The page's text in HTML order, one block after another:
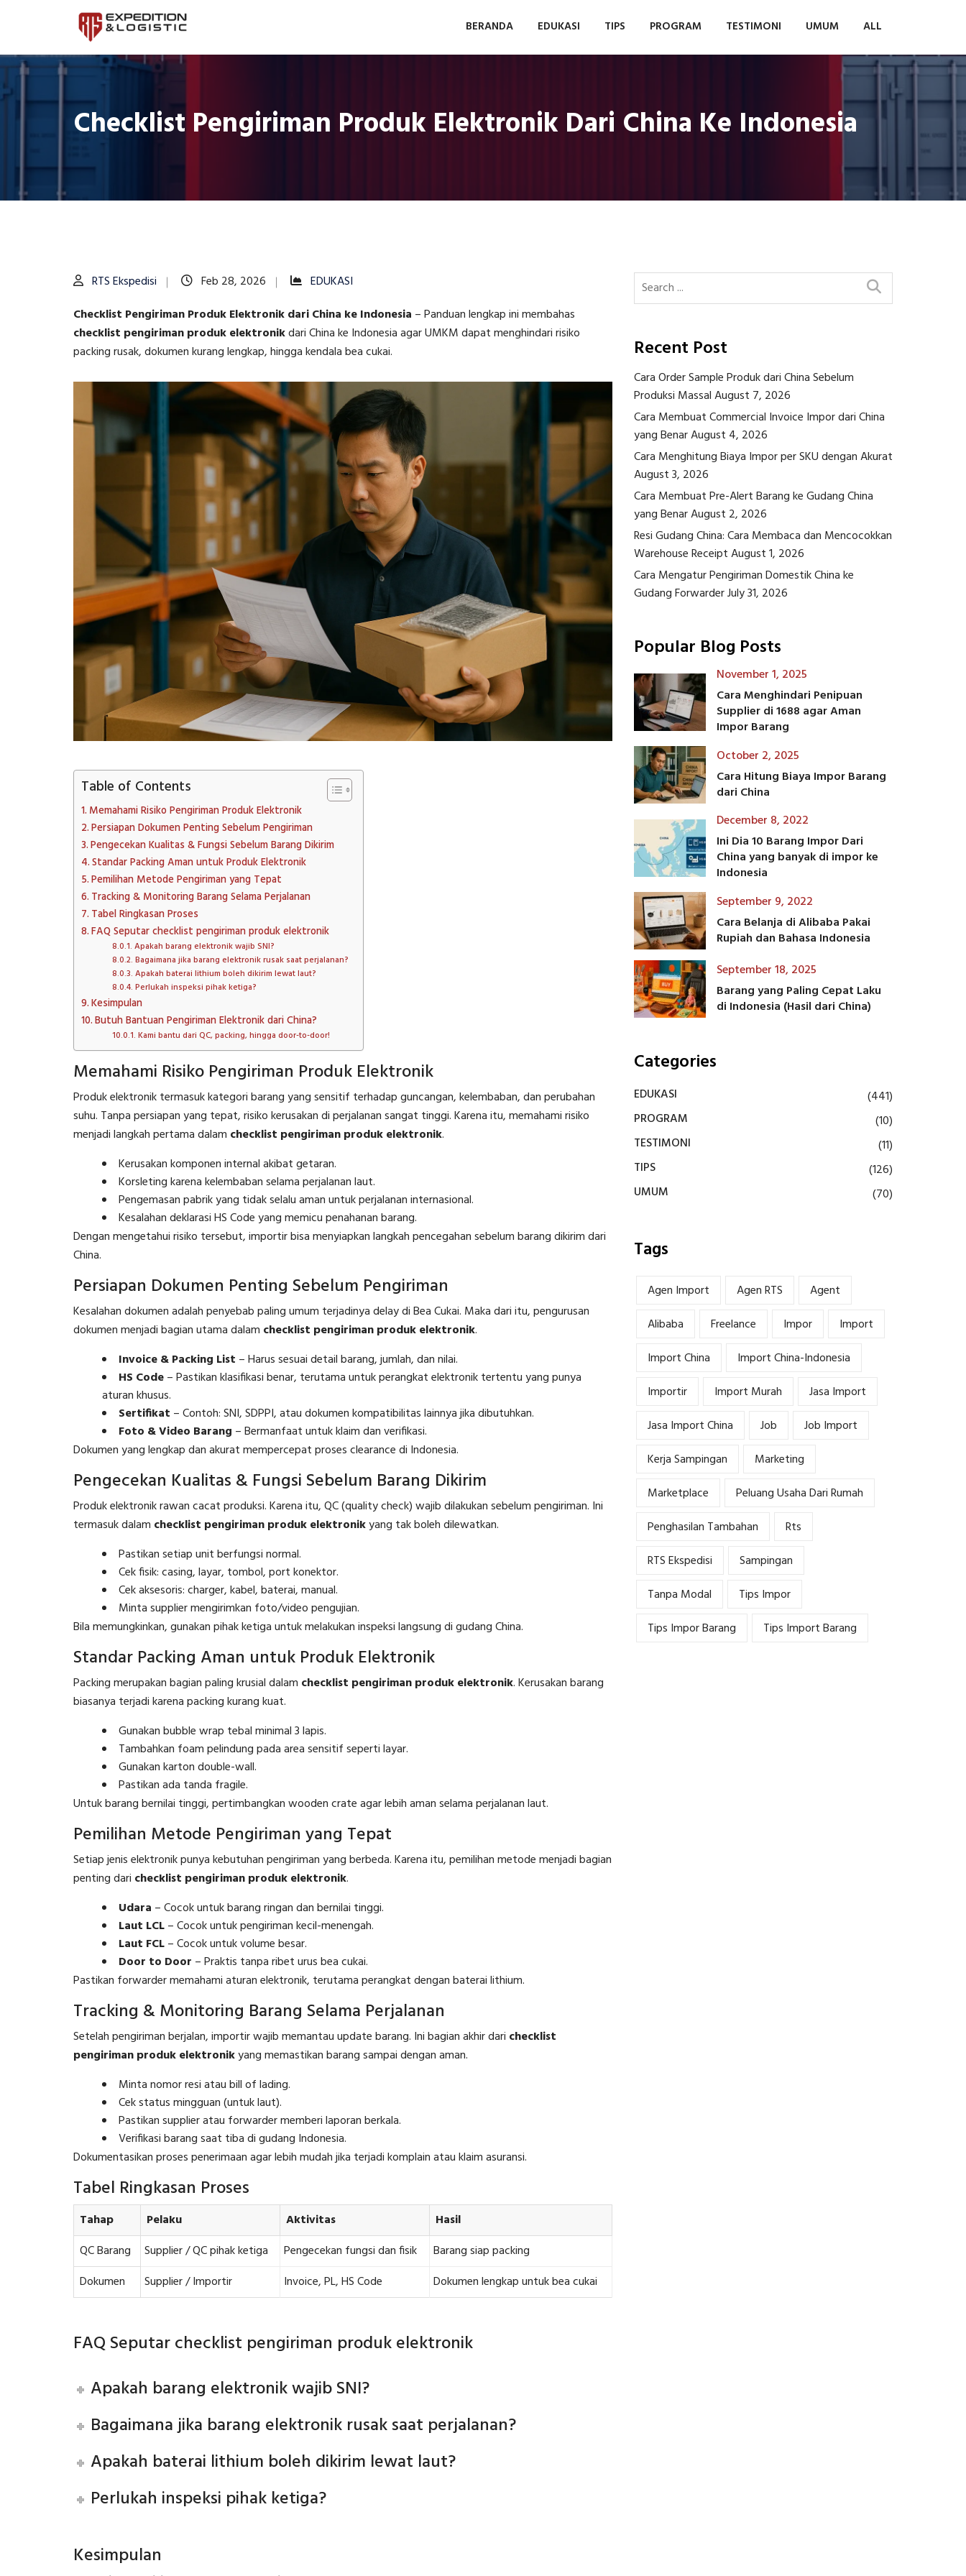
BERANDA EDUKASI TIPS PROGRAM TESTIMONI UMUM ALL
Checklist Pengiriman Produk Elektronik Dari China Ke Indonesia
RTS Ekspedisi Feb 28, 2026
EDUKASI
Checklist Pengiriman Produk Elektronik dari China ke Indonesia –Panduan lengkap ini membahas
checklist pengiriman produk elektronikdari China ke Indonesia agar UMKM dapat menghindari risiko
packing rusak, dokumen kurang lengkap, hingga kendala bea cukai.
Table of Contents
Memahami Risiko Pengiriman Produk Elektronik
Persiapan Dokumen Penting Sebelum Pengiriman
Pengecekan Kualitas & Fungsi Sebelum Barang Dikirim
Standar Packing Aman untuk Produk Elektronik
Pemilihan Metode Pengiriman yang Tepat
Tracking & Monitoring Barang Selama Perjalanan
Tabel Ringkasan Proses
FAQ Seputar checklist pengiriman produk elektronik
Apakah barang elektronik wajib SNI?
Bagaimana jika barang elektronik rusak saat perjalanan?
Apakah baterai lithium boleh dikirim lewat laut?
Perlukah inspeksi pihak ketiga?
Kesimpulan
Butuh Bantuan Pengiriman Elektronik dari China?
Kami bantu dari QC, packing, hingga door-to-door!
Memahami Risiko Pengiriman Produk Elektronik
Produk elektronik termasuk kategori barang yang sensitif terhadap guncangan, kelembaban, dan perubahan
suhu. Tanpa persiapan yang tepat, risiko kerusakan di perjalanan sangat tinggi. Karena itu, memahami risiko
menjadi langkah pertama dalam checklist pengiriman produk elektronik.
Kerusakan komponen internal akibat getaran.
Korsleting karena kelembaban selama perjalanan laut.
Pengemasan pabrik yang tidak selalu aman untuk perjalanan internasional.
Kesalahan deklarasi HS Code yang memicu penahanan barang.
Dengan mengetahui risiko tersebut, importir bisa menyiapkan langkah pencegahan sebelum barang dikirim dari
China.
Persiapan Dokumen Penting Sebelum Pengiriman
Kesalahan dokumen adalah penyebab paling umum terjadinya delay di Bea Cukai. Maka dari itu, pengurusan
dokumen menjadi bagian utama dalam checklist pengiriman produk elektronik.
Invoice & Packing List – Harus sesuai detail barang, jumlah, dan nilai.
HS Code– Pastikan klasifikasi benar, terutama untuk perangkat elektronik tertentu yang punya
aturan khusus.
Sertifikat – Contoh: SNI, SDPPI, atau dokumen kompatibilitas lainnya jika dibutuhkan.
Foto & Video Barang – Bermanfaat untuk klaim dan verifikasi.
Dokumen yang lengkap dan akurat mempercepat proses clearance di Indonesia.
Pengecekan Kualitas & Fungsi Sebelum Barang Dikirim
Produk elektronik rawan cacat produksi. Karena itu, QC (quality check) wajib dilakukan sebelum pengiriman. Ini
termasuk dalam checklist pengiriman produk elektronikyang tak boleh dilewatkan.
Pastikan setiap unit berfungsi normal.
Cek fisik: casing, layar, tombol, port konektor.
Cek aksesoris: charger, kabel, baterai, manual.
Minta supplier mengirimkan foto/video pengujian.
Bila memungkinkan, gunakan pihak ketiga untuk melakukan inspeksi langsung di gudang China.
Standar Packing Aman untuk Produk Elektronik
Packing merupakan bagian paling krusial dalam checklist pengiriman produk elektronik. Kerusakan barang
biasanya terjadi karena packing kurang kuat.
Gunakan bubble wrap tebal minimal 3 lapis.
Tambahkan foam pelindung pada area sensitif seperti layar.
Gunakan karton double-wall.
Pastikan ada tanda fragile.
Untuk barang bernilai tinggi, pertimbangkan wooden crate agar lebih aman selama perjalanan laut.
Pemilihan Metode Pengiriman yang Tepat
Setiap jenis elektronik punya kebutuhan pengiriman yang berbeda. Karena itu, pemilihan metode menjadi bagian
penting dari checklist pengiriman produk elektronik.
Udara – Cocok untuk barang ringan dan bernilai tinggi.
Laut LCL– Cocok untuk pengiriman kecil-menengah.
Laut FCL– Cocok untuk volume besar.
Door to Door – Praktis tanpa ribet urus bea cukai.
Pastikan forwarder memahami aturan elektronik, terutama perangkat dengan baterai lithium.
Tracking & Monitoring Barang Selama Perjalanan
Setelah pengiriman berjalan, importir wajib memantau update barang. Ini bagian akhir dari checklist
pengiriman produk elektronikyang memastikan barang sampai dengan aman.
Minta nomor resi atau bill of lading.
Cek status mingguan (untuk laut).
Pastikan supplier atau forwarder memberi laporan berkala.
Verifikasi barang saat tiba di gudang Indonesia.
Dokumentasikan proses penerimaan agar lebih mudah jika terjadi komplain atau klaim asuransi.
Tabel Ringkasan Proses
Tahap Pelaku Aktivitas
Hasil
QC Barang
Supplier / QC pihak ketiga Pengecekan fungsi dan fisik
Barang siap packing
Dokumen
Supplier / Importir Invoice, PL, HS Code Dokumen lengkap untuk bea cukai
FAQ Seputar checklist pengiriman produk elektronik
Apakah barang elektronik wajib SNI?
Bagaimana jika barang elektronik rusak saat perjalanan?
Apakah baterai lithium boleh dikirim lewat laut?
Perlukah inspeksi pihak ketiga?
Kesimpulan
Recent Post
Cara Order Sample Produk dari China Sebelum
Produksi MassalAugust 7, 2026
Cara Membuat Commercial Invoice Impor dari China
yang BenarAugust 4, 2026
Cara Menghitung Biaya Impor per SKU dengan Akurat
August 3, 2026
Cara Membuat Pre-Alert Barang ke Gudang China
yang BenarAugust 2, 2026
Resi Gudang China: Cara Membaca dan Mencocokkan
Warehouse ReceiptAugust 1, 2026
Cara Mengatur Pengiriman Domestik China ke
Gudang ForwarderJuly 31, 2026
Popular Blog Posts
November 1, 2025
Cara Menghindari Penipuan
Supplier di 1688 agar Aman
Impor Barang
October 2, 2025
Cara Hitung Biaya Impor Barang
dari China
December 8, 2022
Ini Dia 10 Barang Impor Dari
China yang banyak di impor ke
Indonesia
September 9, 2022
Cara Belanja di Alibaba Pakai
Rupiah dan Bahasa Indonesia
September 18, 2025
Barang yang Paling Cepat Laku
di Indonesia (Hasil dari China)
Categories
EDUKASI
(441)
PROGRAM
(10)
TESTIMONI
(11)
TIPS
(126)
UMUM
(70)
Tags
Agen Import Agen RTS
Agent
Alibaba
Freelance Impor
Import
Import China
Import China-Indonesia
Importir
Import Murah
Jasa Import
Jasa Import China
Job
Job Import
Kerja Sampingan
Marketing
Marketplace
Peluang Usaha Dari Rumah
Penghasilan Tambahan
Rts
RTS Ekspedisi
Sampingan
Tanpa Modal
Tips Impor
Tips Impor Barang
Tips Import Barang